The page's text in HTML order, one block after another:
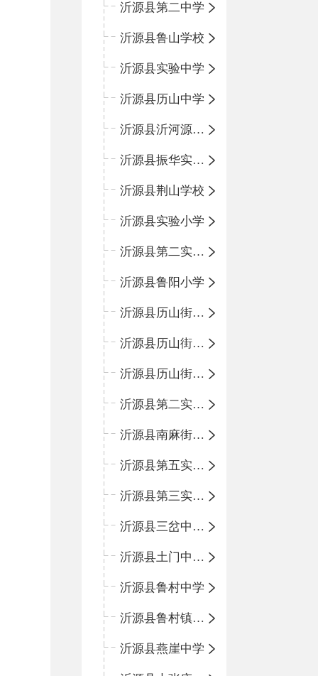
沂源县第二中学
沂源县鲁山学校
沂源县实验中学
沂源县历山中学
沂源县沂河源学校
沂源县振华实验学校
沂源县荆山学校
沂源县实验小学
沂源县第二实验小学
沂源县鲁阳小学
沂源县历山街道办事处振兴路小学
沂源县历山街道办事处荆山路小学
沂源县历山街道办事处鲁山路小学
沂源县第二实验中学
沂源县南麻街道办事处中心小学
沂源县第五实验小学
沂源县第三实验小学
沂源县三岔中心学校
沂源县土门中心学校
沂源县鲁村中学
沂源县鲁村镇中心小学
沂源县燕崖中学